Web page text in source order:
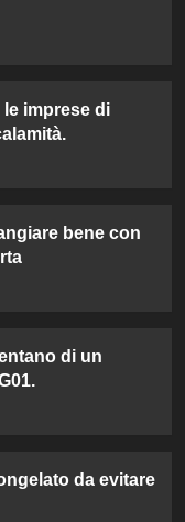
imprese di
bene con
di un
da evitare